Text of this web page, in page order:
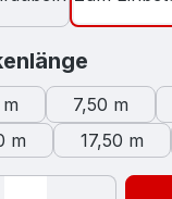
7,50 m
m
17,50 m